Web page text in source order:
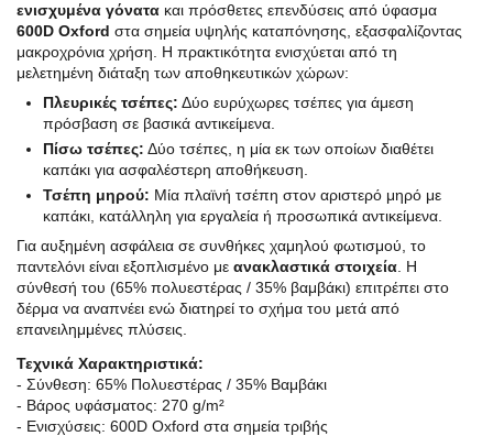
ενισχυμένα γόνατα και πρόσθετες επενδύσεις από ύφασμα
600D Oxford στα σημεία υψηλής καταπόνησης, εξασφαλίζοντας
μακροχρόνια χρήση. Η πρακτικότητα ενισχύεται από τη
μελετημένη διάταξη των αποθηκευτικών χώρων:
Πλευρικές τσέπες: Δύο ευρύχωρες τσέπες για άμεση
πρόσβαση σε βασικά αντικείμενα.
Πίσω τσέπες: Δύο τσέπες, η μία εκ των οποίων διαθέτει
καπάκι για ασφαλέστερη αποθήκευση.
Τσέπη μηρού: Μία πλαϊνή τσέπη στον αριστερό μηρό με
καπάκι, κατάλληλη για εργαλεία ή προσωπικά αντικείμενα.
Για αυξημένη ασφάλεια σε συνθήκες χαμηλού φωτισμού, το
παντελόνι είναι εξοπλισμένο με ανακλαστικά στοιχεία . Η
σύνθεσή του (65% πολυεστέρας / 35% βαμβάκι) επιτρέπει στο
δέρμα να αναπνέει ενώ διατηρεί το σχήμα του μετά από
επανειλημμένες πλύσεις.
Τεχνικά Χαρακτηριστικά:
- Σύνθεση: 65% Πολυεστέρας / 35% Βαμβάκι
- Βάρος υφάσματος: 270 g/m²
- Ενισχύσεις: 600D Oxford στα σημεία τριβής